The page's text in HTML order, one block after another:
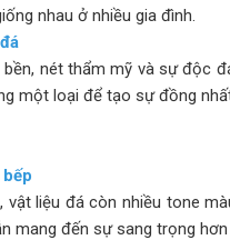
nhau ở nhiều gia đình.
nét thẩm mỹ và sự độc
một loại để tạo sự đồng
liệu đá còn nhiều tone
mang đến sự sang trọng